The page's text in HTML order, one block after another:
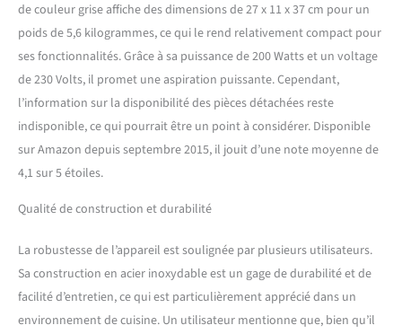
de couleur grise affiche des dimensions de 27 x 11 x 37 cm pour un
poids de 5,6 kilogrammes, ce qui le rend relativement compact pour
ses fonctionnalités. Grâce à sa puissance de 200 Watts et un voltage
de 230 Volts, il promet une aspiration puissante. Cependant,
l’information sur la disponibilité des pièces détachées reste
indisponible, ce qui pourrait être un point à considérer. Disponible
sur Amazon depuis septembre 2015, il jouit d’une note moyenne de
4,1 sur 5 étoiles.
Qualité de construction et durabilité
La robustesse de l’appareil est soulignée par plusieurs utilisateurs.
Sa construction en acier inoxydable est un gage de durabilité et de
facilité d’entretien, ce qui est particulièrement apprécié dans un
environnement de cuisine. Un utilisateur mentionne que, bien qu’il